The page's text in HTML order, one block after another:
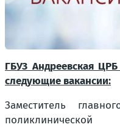
ГБУЗ Андреевская
следующие вакансии:
Заместитель
поликлинической